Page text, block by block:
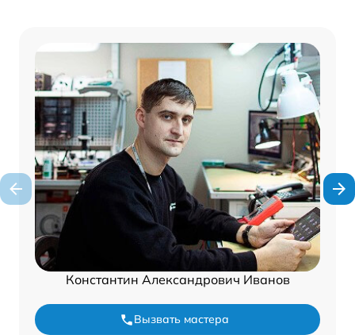
Константин Александрович Иванов
Вызвать мастера